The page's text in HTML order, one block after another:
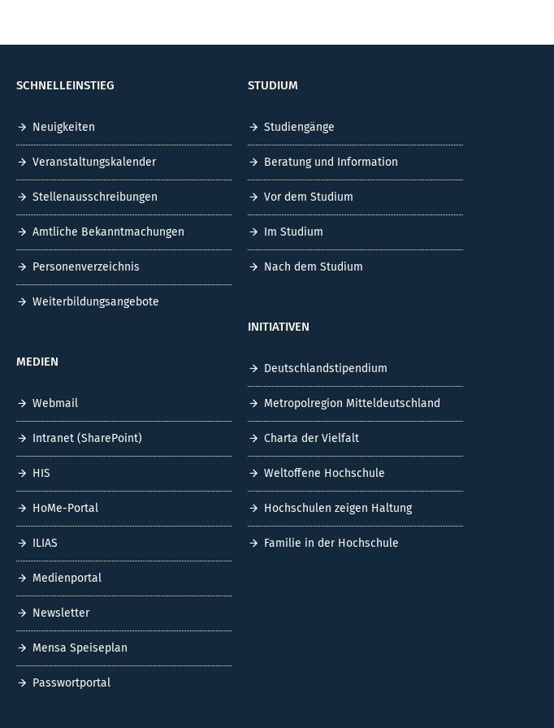
SCHNELLEINSTIEG
Neuigkeiten
Veranstaltungskalender
Stellenausschreibungen
Amtliche Bekanntmachungen
Personenverzeichnis
Weiterbildungsangebote
MEDIEN
Webmail
Intranet (SharePoint)
HIS
HoMe-Portal
ILIAS
Medienportal
Newsletter
Mensa Speiseplan
Passwortportal
STUDIUM
Studiengänge
Beratung und Information
Vor dem Studium
Im Studium
Nach dem Studium
INITIATIVEN
Deutschlandstipendium
Metropolregion Mitteldeutschland
Charta der Vielfalt
Weltoffene Hochschule
Hochschulen zeigen Haltung
Familie in der Hochschule